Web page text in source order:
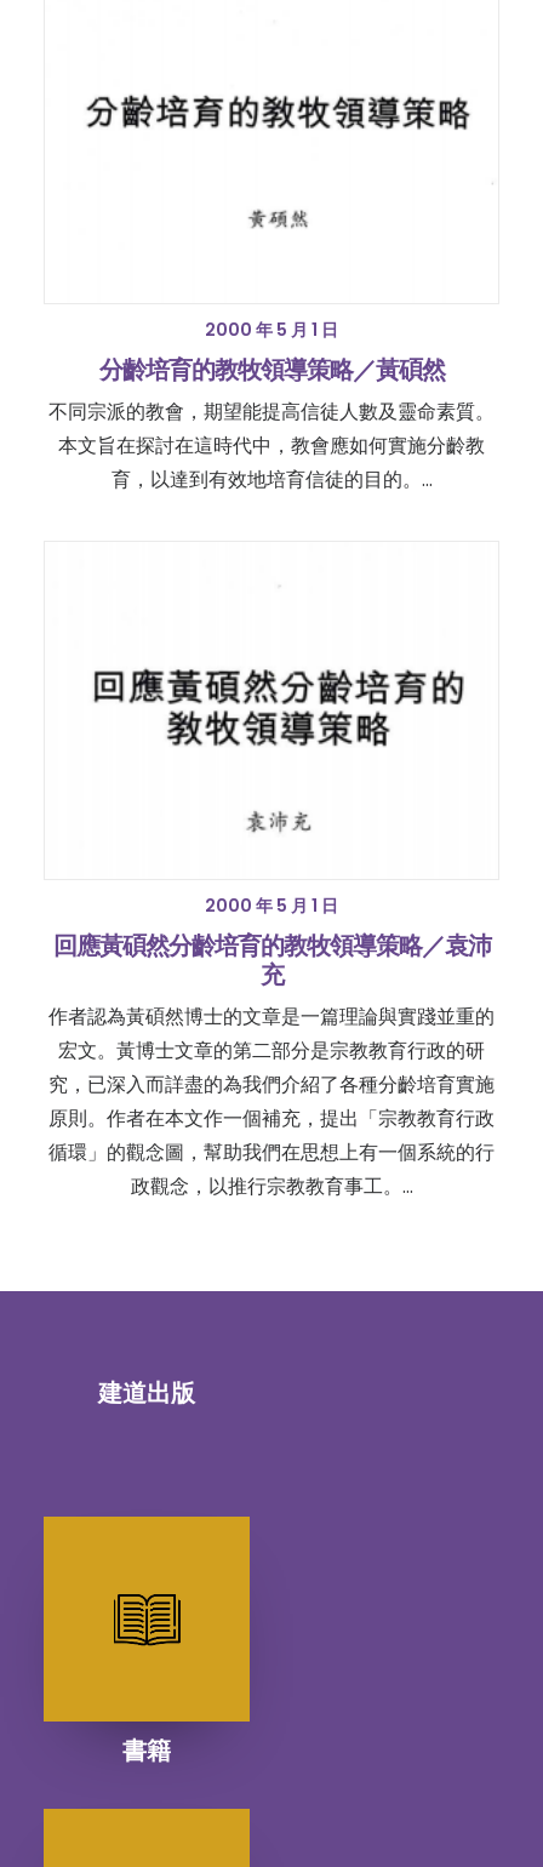
2000 年 5 月 1 日
分齡培育的教牧領導策略／黃碩然
不同宗派的教會，期望能提高信徒人數及靈命素質。
本文旨在探討在這時代中，教會應如何實施分齡教
育，以達到有效地培育信徒的目的。…
2000 年 5 月 1 日
回應黃碩然分齡培育的教牧領導策略／袁沛
充
作者認為黃碩然博士的文章是一篇理論與實踐並重的
宏文。黃博士文章的第二部分是宗教教育行政的研
究，已深入而詳盡的為我們介紹了各種分齡培育實施
原則。作者在本文作一個補充，提出「宗教教育行政
循環」的觀念圖，幫助我們在思想上有一個系統的行
政觀念，以推行宗教教育事工。…
建道出版
書籍